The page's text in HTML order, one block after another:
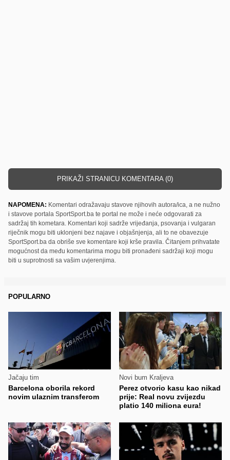
PRIKAŽI STRANICU KOMENTARA (0)
NAPOMENA: Komentari odražavaju stavove njihovih autora/ica, a ne nužno
i stavove portala SportSport.ba te portal ne može i neće odgovarati za
sadržaj tih kometara. Komentari koji sadrže vrijeđanja, psovanja i vulgaran
riječnik mogu biti uklonjeni bez najave i objašnjenja, ali to ne obavezuje
SportSport.ba da obriše sve komentare koji krše pravila. Čitanjem prihvatate
mogućnost da među komentarima mogu biti pronađeni sadržaji koji mogu
biti u suprotnosti sa vašim uvjerenjima.
POPULARNO
Jačaju tim
Barcelona oborila rekord
novim ulaznim transferom
Novi bum Kraljeva
Perez otvorio kasu kao nikad
prije: Real novu zvijezdu
platio 140 miliona eura!